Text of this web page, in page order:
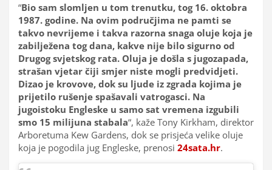
“Bio sam slomljen u tom trenutku, tog 16. oktobra
1987. godine. Na ovim područjima ne pamti se
takvo nevrijeme i takva razorna snaga oluje koja je
zabilježena tog dana, kakve nije bilo sigurno od
Drugog svjetskog rata. Oluja je došla s jugozapada,
strašan vjetar čiji smjer niste mogli predvidjeti.
Dizao je krovove, dok su ljude iz zgrada kojima je
prijetilo rušenje spašavali vatrogasci. Na
jugoistoku Engleske u samo sat vremena izgubili
smo 15 milijuna stabala“, kaže Tony Kirkham, direktor
Arboretuma Kew Gardens, dok se prisjeća velike oluje
koja je pogodila jug Engleske, prenosi 24sata.hr.